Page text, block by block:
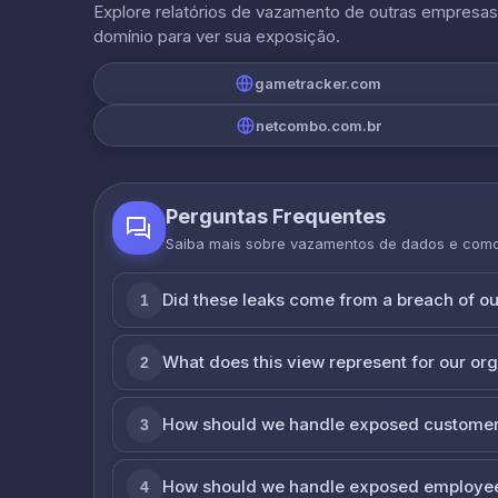
Explore relatórios de vazamento de outras
domínio para ver sua exposição.
gametracker.com
netcombo.com.br
Perguntas Frequentes
Saiba mais sobre vazamentos de dados e
1 Did these leaks come from a breach of
2 What does this view represent for our
3 How should we handle exposed
4 How should we handle exposed